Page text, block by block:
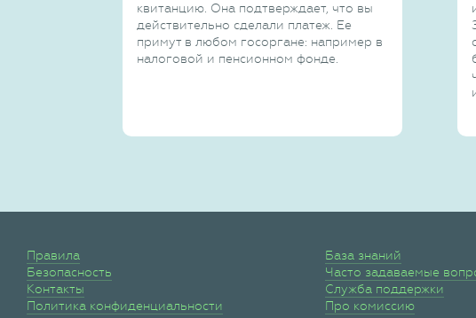
квитанцию. Она подтверждает, что вы
действительно сделали платеж. Ее
примут в любом госоргане: например в
налоговой и пенсионном фонде.
Правила
Безопасность
Контакты
Политика конфиденциальности
База знаний
Часто задаваемые
Служба поддержки
Про комиссию